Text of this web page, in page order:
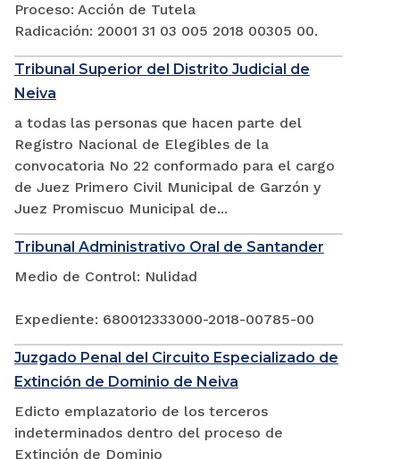
Proceso: Acción de Tutela
Radicación: 20001 31 03 005 2018 00305 00.
Tribunal Superior del Distrito Judicial de
Neiva
a todas las personas que hacen parte del
Registro Nacional de Elegibles de la
convocatoria No 22 conformado para el cargo
de Juez Primero Civil Municipal de Garzón y
Juez Promiscuo Municipal de...
Tribunal Administrativo Oral de Santander
Medio de Control: Nulidad
Expediente: 680012333000-2018-00785-00
Juzgado Penal del Circuito Especializado de
Extinción de Dominio de Neiva
Edicto emplazatorio de los terceros
indeterminados dentro del proceso de
Extinción de Dominio